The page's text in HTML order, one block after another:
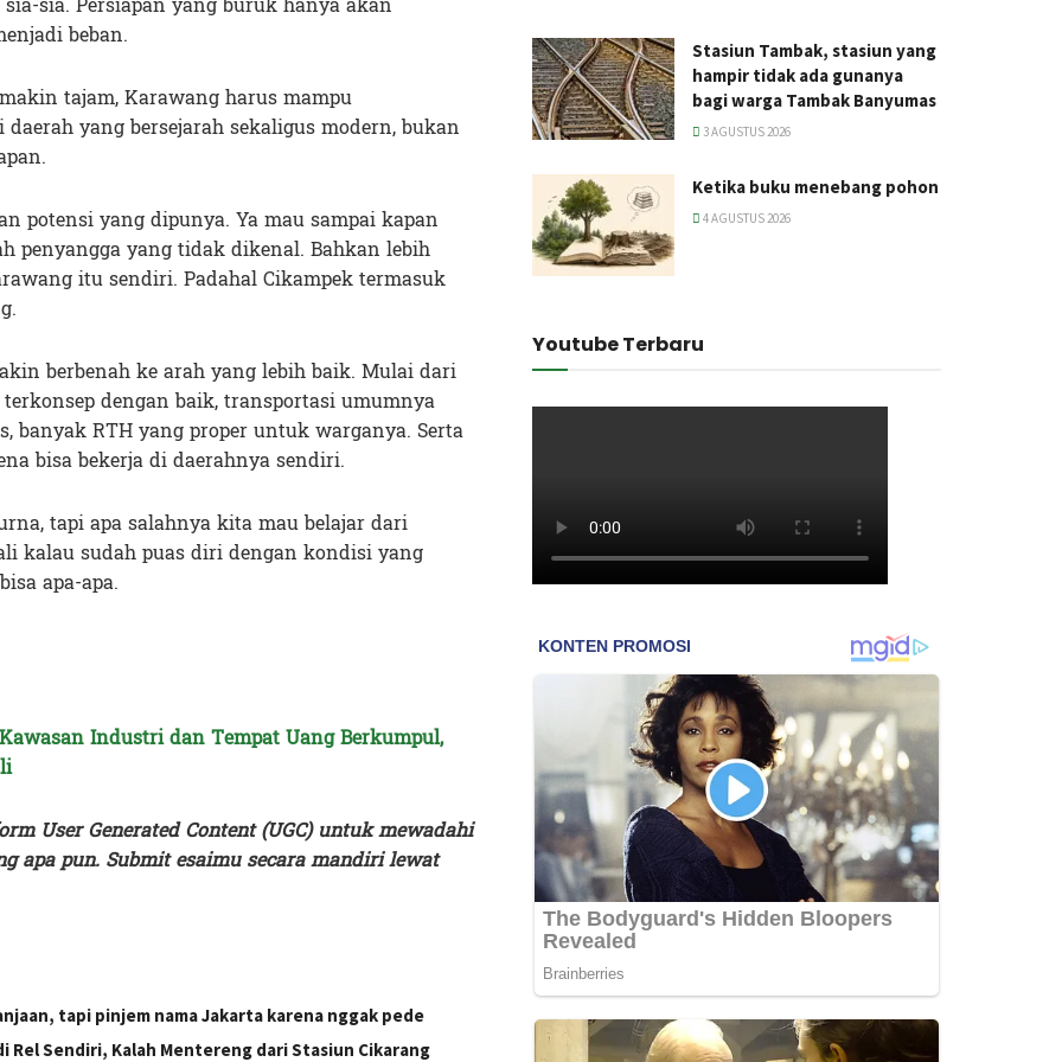
beban.
tajam, Karawang harus mampu
yang bersejarah sekaligus modern, bukan
potensi yang dipunya. Ya mau sampai kapan
penyangga yang tidak dikenal. Bahkan lebih
itu sendiri. Padahal Cikampek termasuk
berbenah ke arah yang lebih baik. Mulai dari
dengan baik, transportasi umumnya
banyak RTH yang proper untuk warganya. Serta
bisa bekerja di daerahnya sendiri.
tapi apa salahnya kita mau belajar dari
kalau sudah puas diri dengan kondisi yang
apa-apa.
Industri dan Tempat Uang Berkumpul,
User Generated Content (UGC) untuk mewadahi
apa pun. Submit esaimu secara mandiri lewat
tapi pinjem nama Jakarta karena nggak pede
Rel Sendiri, Kalah Mentereng dari Stasiun Cikarang
Stasiun Tambak, stasiun yang
hampir tidak ada gunanya
bagi warga Tambak Banyumas
3 AGUSTUS 2026
Ketika buku menebang pohon
4 AGUSTUS 2026
Youtube Terbaru